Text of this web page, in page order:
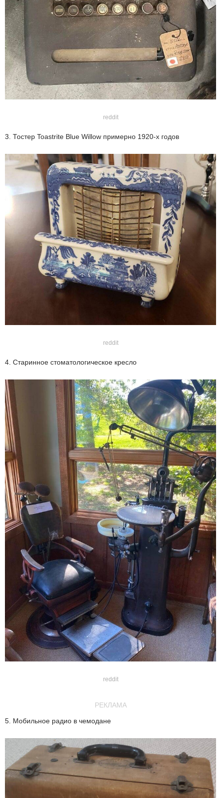
reddit
3. Тостер Toastrite Blue Willow примерно 1920-х годов
reddit
4. Старинное стоматологическое кресло
reddit
РЕКЛАМА
5. Мобильное радио в чемодане